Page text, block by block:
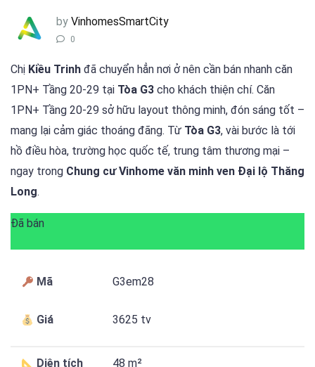
by VinhomesSmartCity
0
Chị Kiều Trinh đã chuyển hẳn nơi ở nên cần bán nhanh căn
1PN+ Tầng 20-29 tại Tòa G3 cho khách thiện chí. Căn
1PN+ Tầng 20-29 sở hữu layout thông minh, đón sáng tốt –
mang lại cảm giác thoáng đãng. Từ Tòa G3, vài bước là tới
hồ điều hòa, trường học quốc tế, trung tâm thương mại –
ngay trong Chung cư Vinhome văn minh ven Đại lộ Thăng
Long.
Đã bán
Mã G3em28
Giá 3625 tv
Diện tích 48 m²